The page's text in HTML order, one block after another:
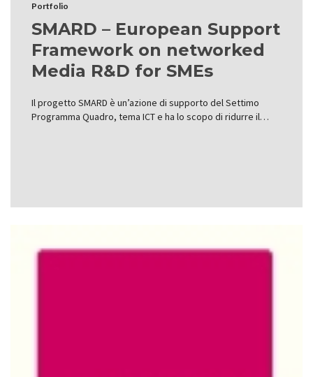
Portfolio
SMARD – European Support
Framework on networked
Media R&D for SMEs
Il progetto SMARD è un’azione di supporto del Settimo
Programma Quadro, tema ICT e ha lo scopo di ridurre il…